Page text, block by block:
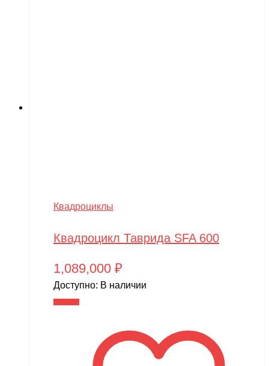
Квадроциклы
Квадроцикл Таврида SFA 600
1,089,000 ₽
Доступно: В наличии